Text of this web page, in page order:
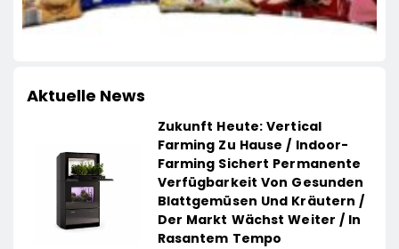
und herzhafter Genuss
Aktuelle News
Zukunft Heute: Vertical
Farming Zu Hause / Indoor-
Farming Sichert Permanente
Verfügbarkeit Von Gesunden
Blattgemüsen Und Kräutern /
Der Markt Wächst Weiter / In
Rasantem Tempo